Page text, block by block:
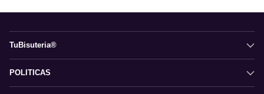
TuBisuteria®
POLITICAS